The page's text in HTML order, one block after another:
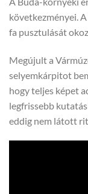
következményei.
fa pusztulását
Megújult a
selyemkárpitot
hogy teljes képet
legfrissebb
eddig nem látott